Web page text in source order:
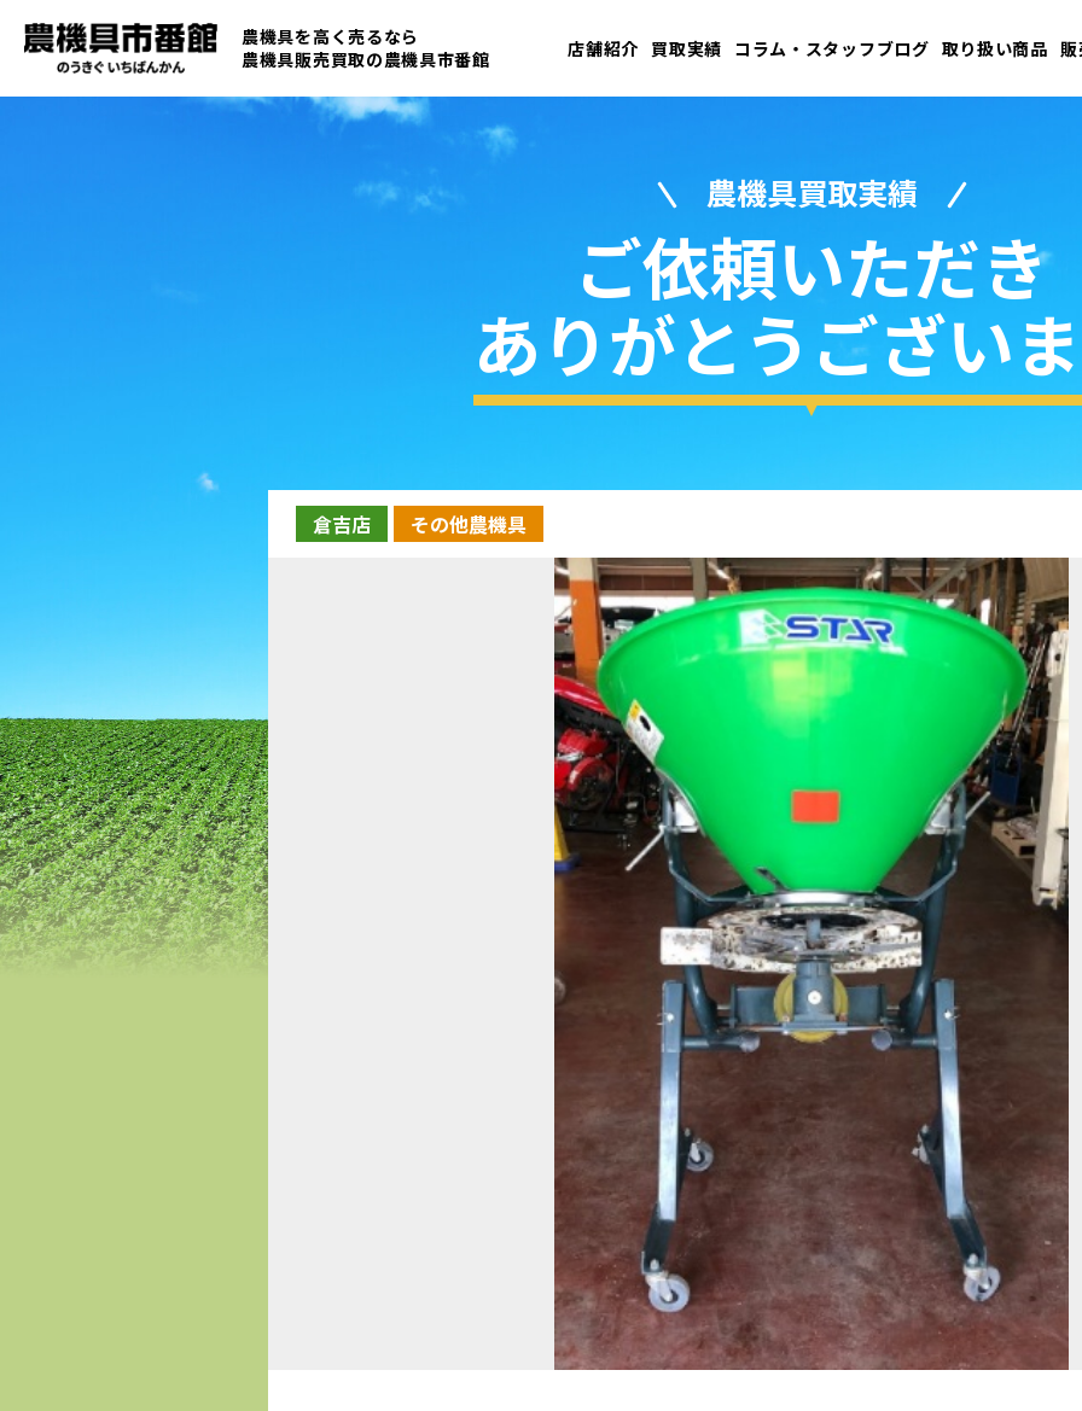
農機具を高く売るなら
農機具販売買取の農機具市番館 店舗紹介 買取実績 コラム・スタッフブログ 取り扱い商品
農機具買取実績
ご依頼いただき
ありがとうござい
倉吉店 その他農機具